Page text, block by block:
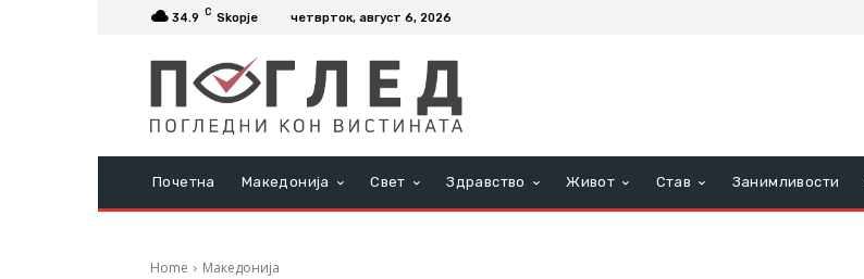
34.9 C Skopje четврток, август 6, 2026
Почетна Македонија Свет Здравство Живот Став Занимливости
Home Македонија